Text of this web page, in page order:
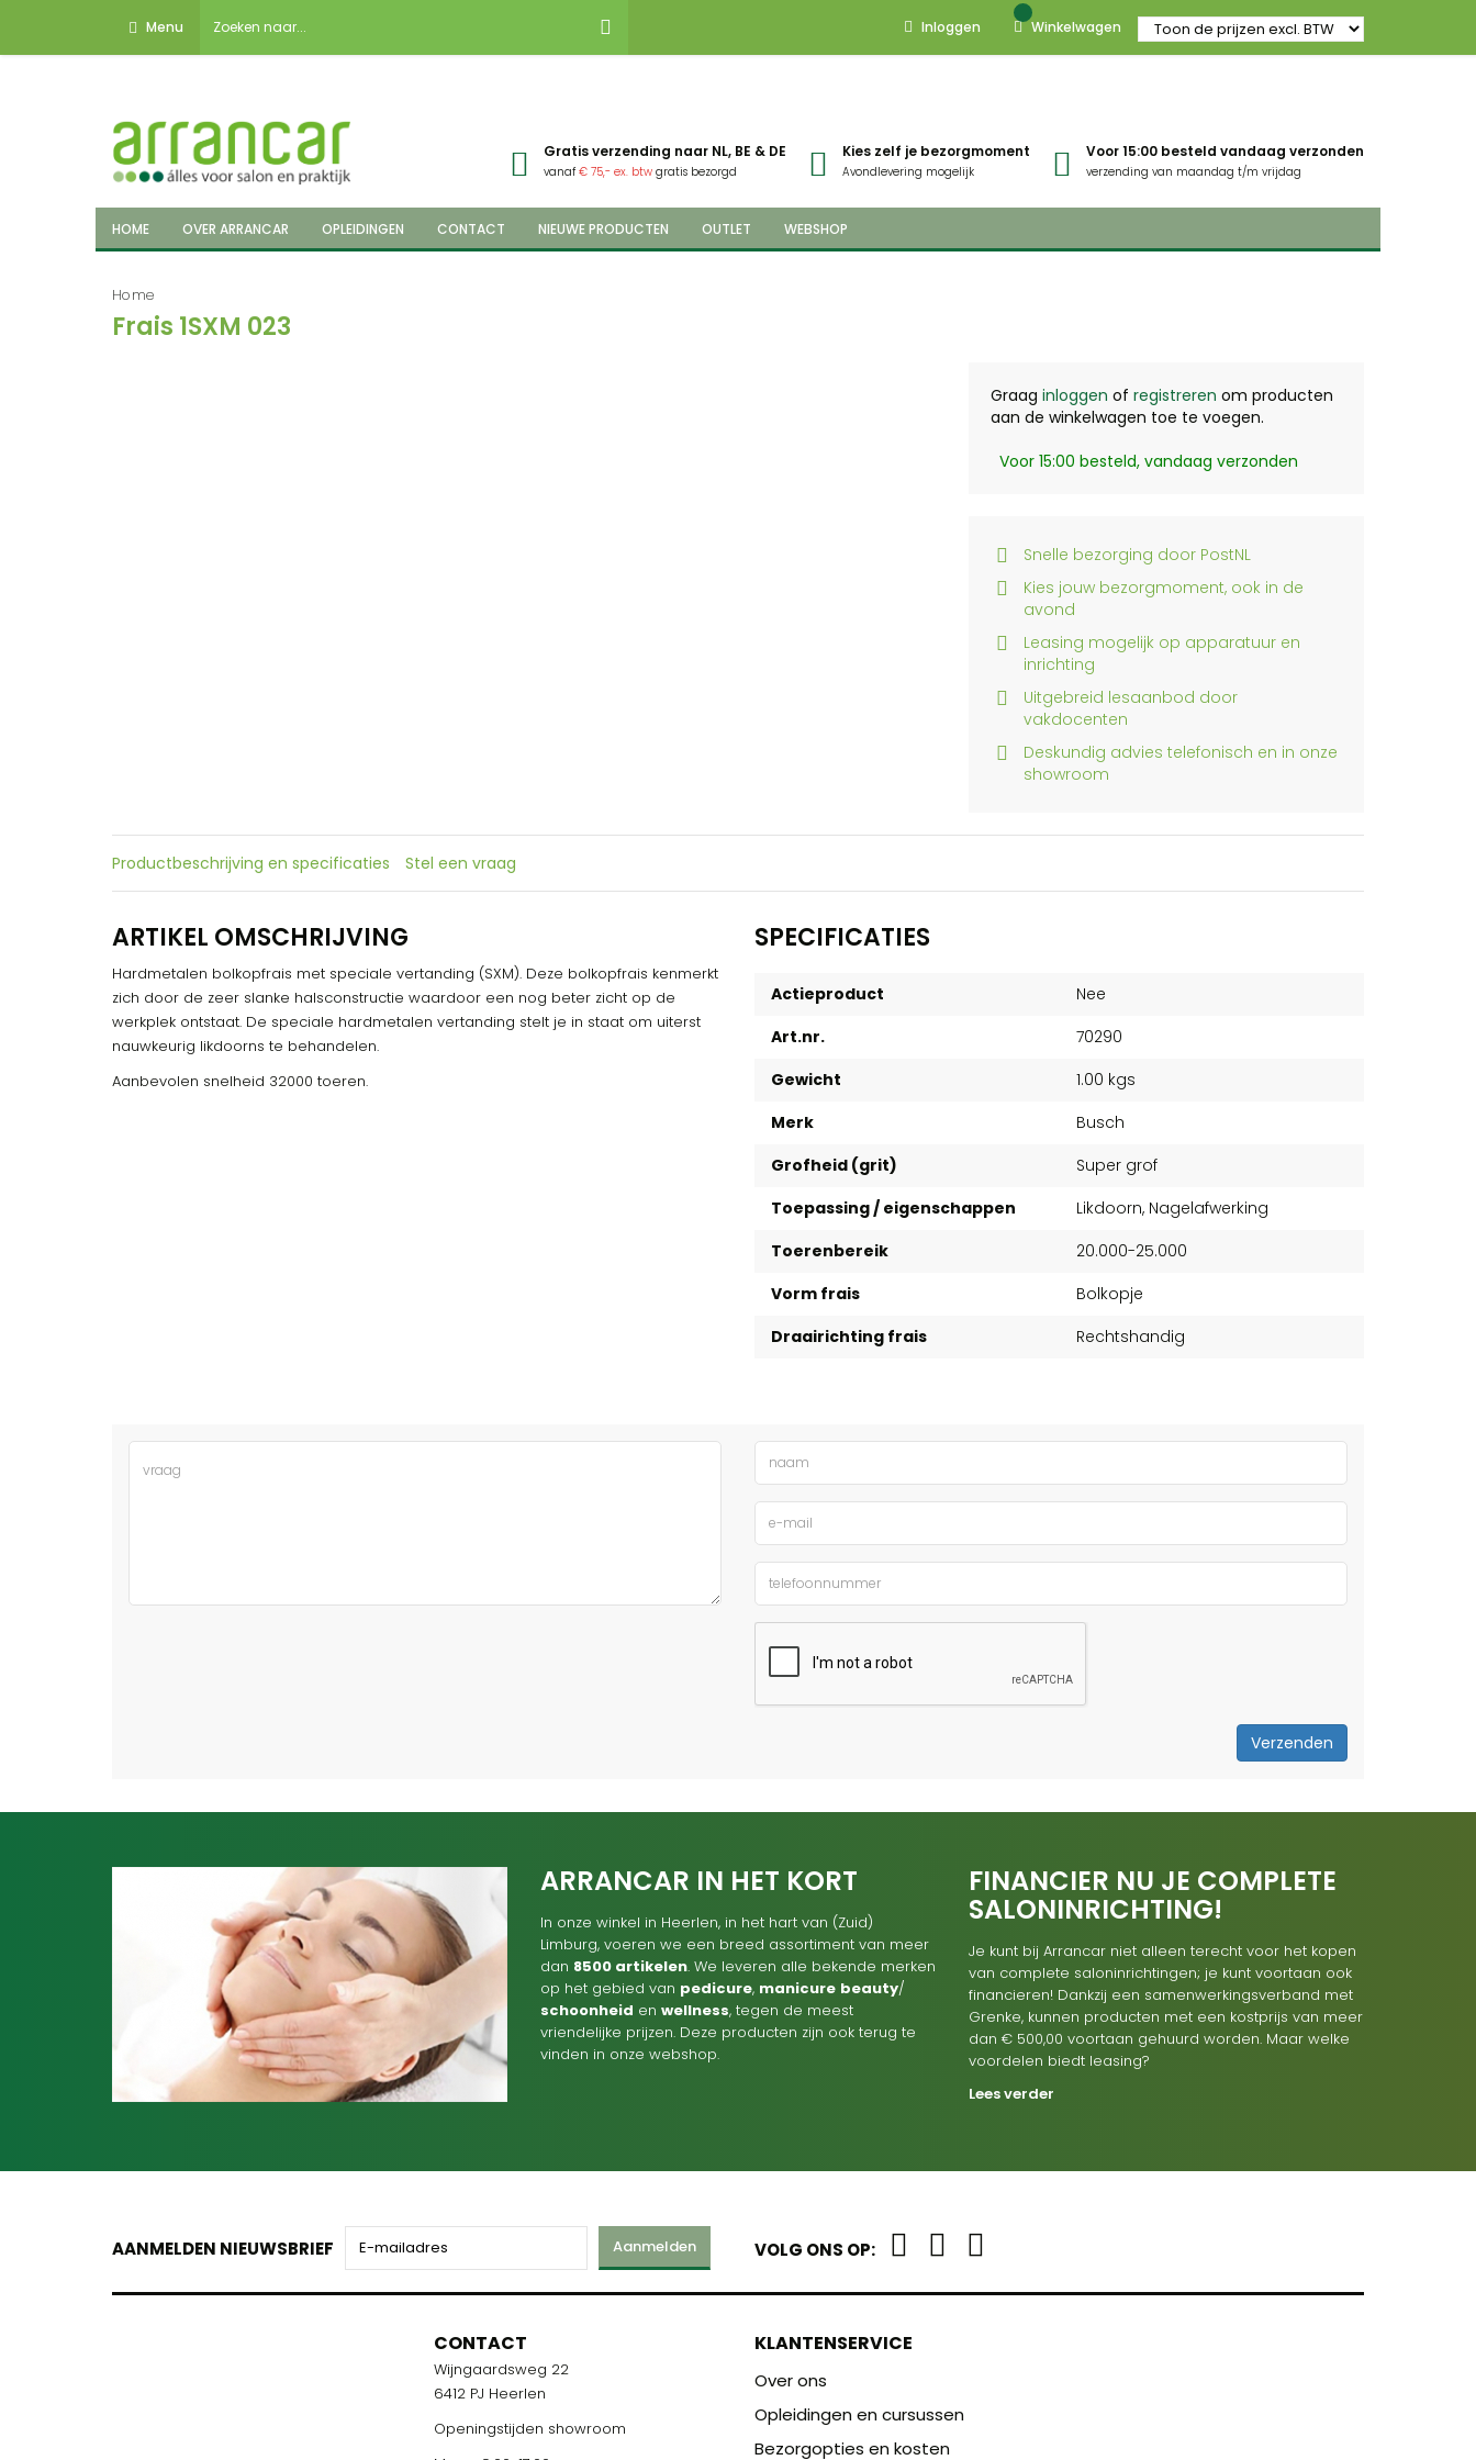
Menu Inloggen Winkelwagen
Gratis verzending naar NL, BE & DE
vanaf€ 75,- ex. btw gratis bezorgd
Kies zelf je bezorgmoment
Avondlevering mogelijk
Voor 15:00 besteld vandaag verzonden
verzending van maandag t/m vrijdag
HOME OVER ARRANCAR OPLEIDINGEN CONTACT NIEUWE PRODUCTEN OUTLET WEBSHOP
Home
Frais 1SXM 023
Graag inloggen of registreren om producten
aan de winkelwagen toe te voegen.
Voor 15:00 besteld, vandaag verzonden
Snelle bezorging door PostNL
Kies jouw bezorgmoment, ook in de
avond
Leasing mogelijk op apparatuur en
inrichting
Uitgebreid lesaanbod door
vakdocenten
Deskundig advies telefonisch en in onze
showroom
Productbeschrijving en specificaties Stel een vraag
ARTIKEL OMSCHRIJVING
Hardmetalen bolkopfrais met speciale vertanding (SXM). Deze bolkopfrais kenmerkt
zich door de zeer slanke halsconstructie waardoor een nog beter zicht op de
werkplek ontstaat. De speciale hardmetalen vertanding stelt je in staat om uiterst
nauwkeurig likdoorns te behandelen.
Aanbevolen snelheid 32000 toeren.
SPECIFICATIES
Actieproduct
Nee
Art.nr.
70290
Gewicht
1.00 kgs
Merk
Busch
Grofheid (grit)
Super grof
Toepassing / eigenschappen
Likdoorn, Nagelafwerking
Toerenbereik
20.000-25.000
Vorm frais
Bolkopje
Draairichting frais
Rechtshandig
Verzenden
ARRANCAR IN HET KORT
In onze winkel in Heerlen, in het hart van (Zuid)
Limburg, voeren we een breed assortiment van meer
dan 8500 artikelen. We leveren alle bekende merken
op het gebied van pedicure, manicure beauty/
schoonheid en wellness, tegen de meest
vriendelijke prijzen. Deze producten zijn ook terug te
vinden in onze webshop.
FINANCIER NU JE COMPLETE
SALONINRICHTING!
Je kunt bij Arrancar niet alleen terecht voor het kopen
van complete saloninrichtingen; je kunt voortaan ook
financieren! Dankzij een samenwerkingsverband met
Grenke, kunnen producten met een kostprijs van meer
dan € 500,00 voortaan gehuurd worden. Maar welke
voordelen biedt leasing?
Lees verder
AANMELDEN NIEUWSBRIEF Aanmelden VOLG ONS OP:
CONTACT
Wijngaardsweg 22
6412 PJ Heerlen
Openingstijden showroom
KLANTENSERVICE
Over ons
Opleidingen en cursussen
Bezorgopties en kosten